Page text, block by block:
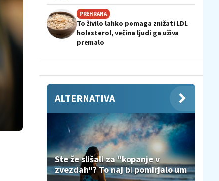
PREHRANA
To živilo lahko pomaga znižati LDL
holesterol, večina ljudi ga uživa
premalo
ALTERNATIVA
Ste že slišali za "kopanje v
zvezdah"? To naj bi pomirjalo um